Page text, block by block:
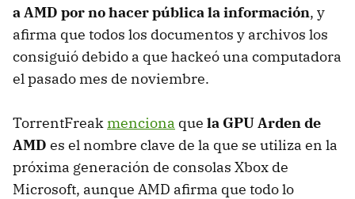
a AMD por no hacer pública la información, y
afirma que todos los documentos y archivos los
consiguió debido a que hackeó una computadora
el pasado mes de noviembre.
TorrentFreakmenciona que la GPU Arden de
AMD es el nombre clave de la que se utiliza en la
próxima generación de consolas Xbox de
Microsoft, aunque AMD afirma que todo lo